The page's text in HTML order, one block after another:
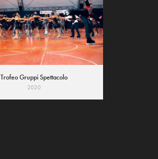
Trofeo Gruppi Spettacolo
2020